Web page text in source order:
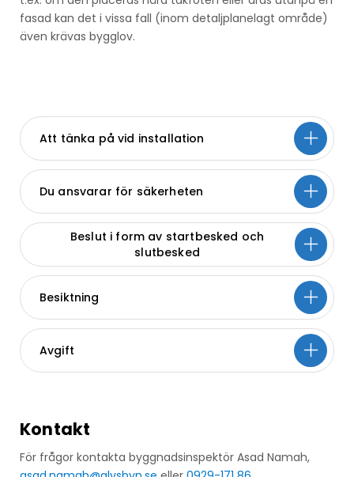
fasad kan det i vissa fall (inom detaljplanelagt område)
även krävas bygglov.
Att tänka på vid installation
Du ansvarar för säkerheten
Beslut i form av startbesked och
slutbesked
Besiktning
Avgift
Kontakt
För frågor kontakta byggnadsinspektör Asad Namah,